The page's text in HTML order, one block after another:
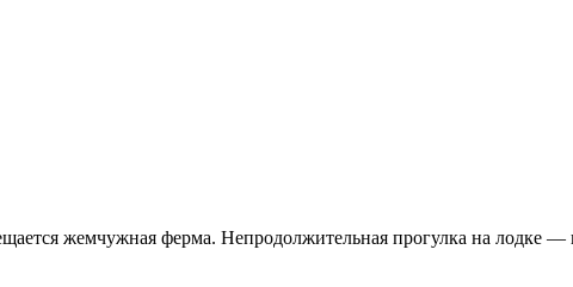
жемчужная ферма. Непродолжительная прогулка на лодке